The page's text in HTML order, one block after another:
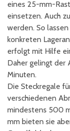
eines 25-mm-
einsetzen. Auch
werden. So
konkreten
erfolgt mit Hilfe
Daher gelingt der
Minuten.
Die Steckregale
verschiedenen
mindestens 500
mm bieten sie